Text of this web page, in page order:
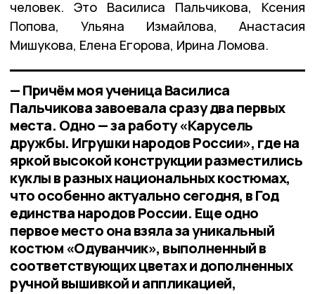
человек. Это Василиса Пальчикова, Ксения
Попова, Ульяна Измайлова, Анастасия
Мишукова, Елена Егорова, Ирина Ломова.
— Причём моя ученица Василиса
Пальчикова завоевала сразу два первых
места. Одно — за работу «Карусель
дружбы. Игрушки народов России», где на
яркой высокой конструкции разместились
куклы в разных национальных костюмах,
что особенно актуально сегодня, в Год
единства народов России. Еще одно
первое место она взяла за уникальный
костюм «Одуванчик», выполненный в
соответствующих цветах и дополненных
ручной вышивкой и аппликацией,